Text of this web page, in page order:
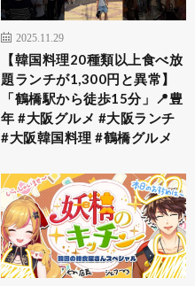
2025.11.29
【韓国料理20種類以上食べ放
題ランチが1,300円と異常】
「鶴橋駅から徒歩15分」📍豊
年 #大阪グルメ #大阪ランチ
#大阪韓国料理 #鶴橋グルメ